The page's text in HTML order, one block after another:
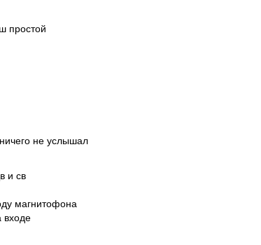
простой
не услышал
и св
магнитофона
входе